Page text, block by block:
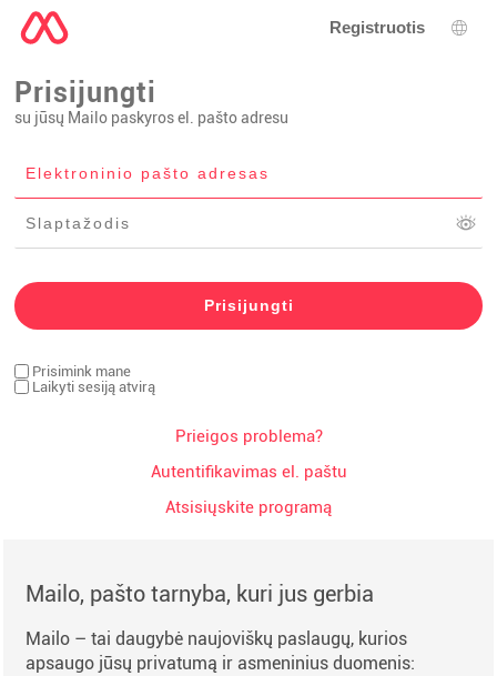
Registruotis
Prisijungti
su jūsų Mailo paskyros el. pašto adresu
Prisimink mane
Laikyti sesiją atvirą
Prieigos problema?
Autentifikavimas el. paštu
Atsisiųskite programą
Mailo, pašto tarnyba, kuri jus gerbia
Mailo – tai daugybė naujoviškų paslaugų, kurios
apsaugo jūsų privatumą ir asmeninius duomenis: